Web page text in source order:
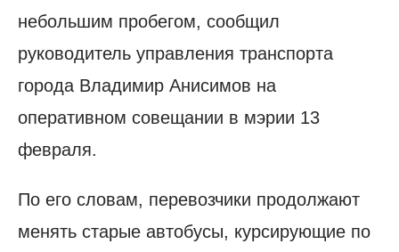
небольшим пробегом, сообщил
руководитель управления транспорта
города Владимир Анисимов на
оперативном совещании в мэрии 13
февраля.
По его словам, перевозчики продолжают
менять старые автобусы, курсирующие по